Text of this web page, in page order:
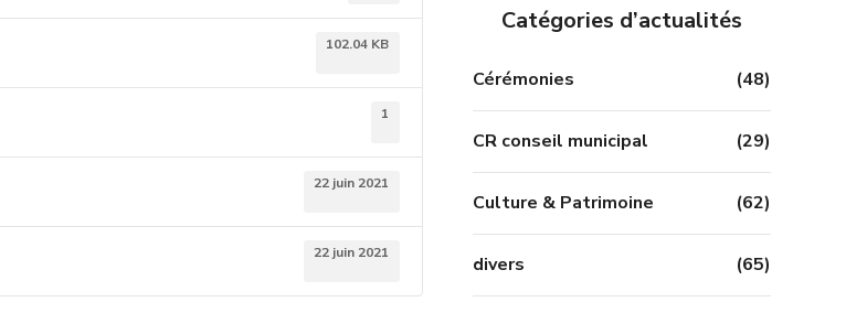
102.04 KB
1
22 juin 2021
22 juin 2021
Catégories d’actualités
Cérémonies (48)
CR conseil municipal (29)
Culture & Patrimoine (62)
divers (65)